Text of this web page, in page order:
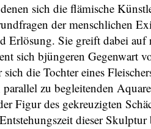
sich die flämische
der menschlichen
Erlösung. Sie greift dabei
sich bjüngeren Gegenwart
die Tochter eines
zu begleitenden
Figur des gekreuzigten
dieser